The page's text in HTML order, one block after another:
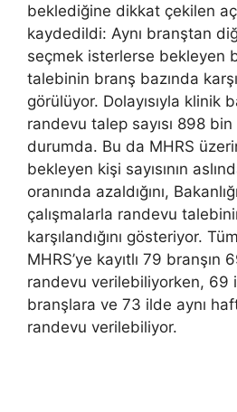
beklediğine dikkat çekilen
kaydedildi: Aynı branştan
seçmek isterlerse bekleyen
talebinin branş bazında
görülüyor. Dolayısıyla klinik
randevu talep sayısı 898 bin
durumda. Bu da MHRS
bekleyen kişi sayısının
oranında azaldığını,
çalışmalarla randevu
karşılandığını gösteriyor.
MHRS’ye kayıtlı 79 branşın
randevu verilebiliyorken, 69
branşlara ve 73 ilde aynı
randevu verilebiliyor.